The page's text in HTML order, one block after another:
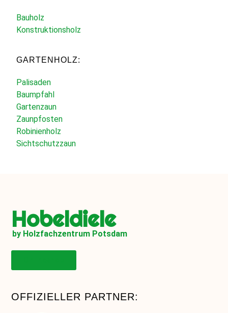
Bauholz
Konstruktionsholz
GARTENHOLZ:
Palisaden
Baumpfahl
Gartenzaun
Zaunpfosten
Robinienholz
Sichtschutzzaun
Hobeldiele
by Holzfachzentrum Potsdam
OFFIZIELLER PARTNER: